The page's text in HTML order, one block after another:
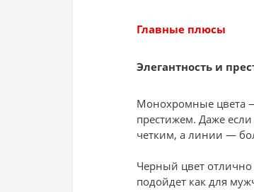
Главные плюсы
Элегантность и
Монохромные цвета
престижем. Даже
четким, а линии —
Черный цвет отлично
подойдет как для